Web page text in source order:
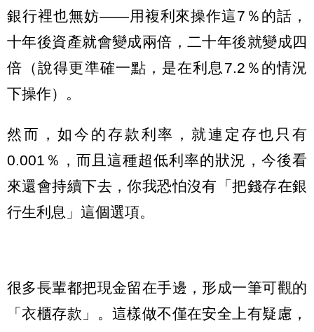
銀行裡也無妨——用複利來操作這7％的話，
十年後資產就會變成兩倍，二十年後就變成四
倍（說得更準確一點，是在利息7.2％的情況
下操作）。
然而，如今的存款利率，就連定存也只有
0.001％，而且這種超低利率的狀況，今後看
來還會持續下去，你我恐怕沒有「把錢存在銀
行生利息」這個選項。
很多長輩都把現金留在手邊，形成一筆可觀的
「衣櫃存款」。這樣做不僅在安全上有疑慮，